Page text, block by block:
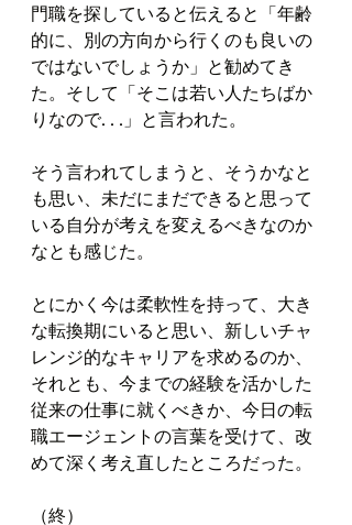
門職を探していると伝えると「年齢
的に、別の方向から行くのも良いの
ではないでしょうか」と勧めてき
た。そして「そこは若い人たちばか
りなので. . .」と言われた。
そう言われてしまうと、そうかなと
も思い、未だにまだできると思って
いる自分が考えを変えるべきなのか
なとも感じた。
とにかく今は柔軟性を持って、大き
な転換期にいると思い、新しいチャ
レンジ的なキャリアを求めるのか、
それとも、今までの経験を活かした
従来の仕事に就くべきか、今日の転
職エージェントの言葉を受けて、改
めて深く考え直したところだった。
（終）